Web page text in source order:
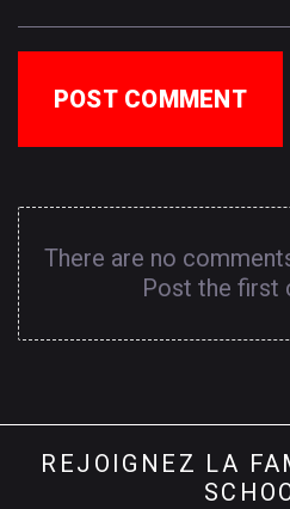
POST COMMENT
There are no
Post the first
REJOIGNEZ LA